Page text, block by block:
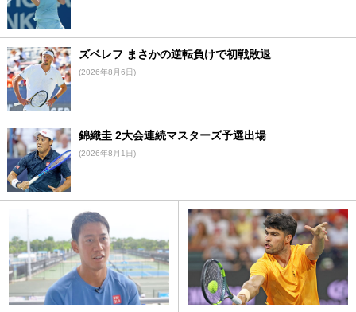
ズベレフ まさかの逆転負けで初戦敗退
(2026年8月6日)
錦織圭 2大会連続マスターズ予選出場
(2026年8月1日)